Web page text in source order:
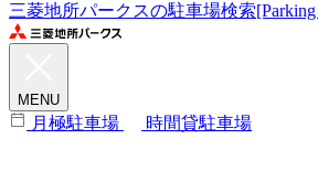
三菱地所パークスの駐車場検索
MENU
月極駐車場 時間貸駐車場